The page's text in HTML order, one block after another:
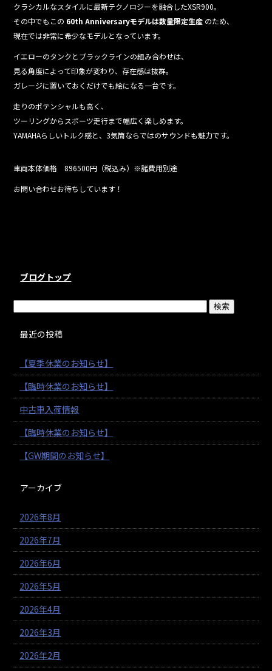
クラシカルなスタイルに最新テクノロジーを融合したXSR900。
その中でもこの 60th Anniversaryモデルは数量限定生産 のため、
現在では非常に希少なモデルとなっています。
イエローのタンクとブラックラインの組み合わせは、
見る角度によって印象が変わり、存在感は抜群。
ガレージに置いておくだけでも絵になる一台です。
走りのポテンシャルも高く、
ツーリングからスポーツ走行まで幅広く楽しめます。
YAMAHAらしいトルク感と、3気筒ならではのサウンドも魅力です。
車両本体価格 896500円（税込み）※諸費用別途
お問い合わせお待ちしています！
ブログトップ
最近の投稿
【夏季休業のお知らせ】
【臨時休業のお知らせ】
中古車入荷情報
【臨時休業のお知らせ】
【GW期間のお知らせ】
アーカイブ
2026年8月
2026年7月
2026年6月
2026年5月
2026年4月
2026年3月
2026年2月